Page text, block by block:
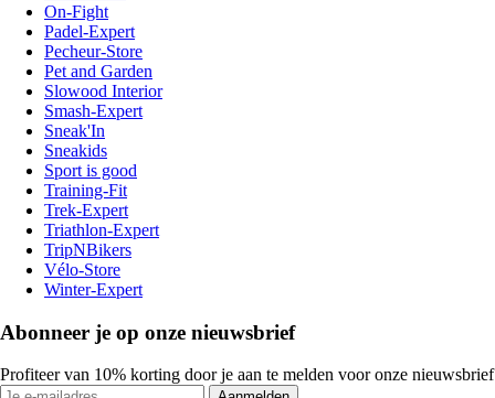
On-Fight
Padel-Expert
Pecheur-Store
Pet and Garden
Slowood Interior
Smash-Expert
Sneak'In
Sneakids
Sport is good
Training-Fit
Trek-Expert
Triathlon-Expert
TripNBikers
Vélo-Store
Winter-Expert
Abonneer je op onze nieuwsbrief
Profiteer van 10% korting door je aan te melden voor onze nieuwsbrief